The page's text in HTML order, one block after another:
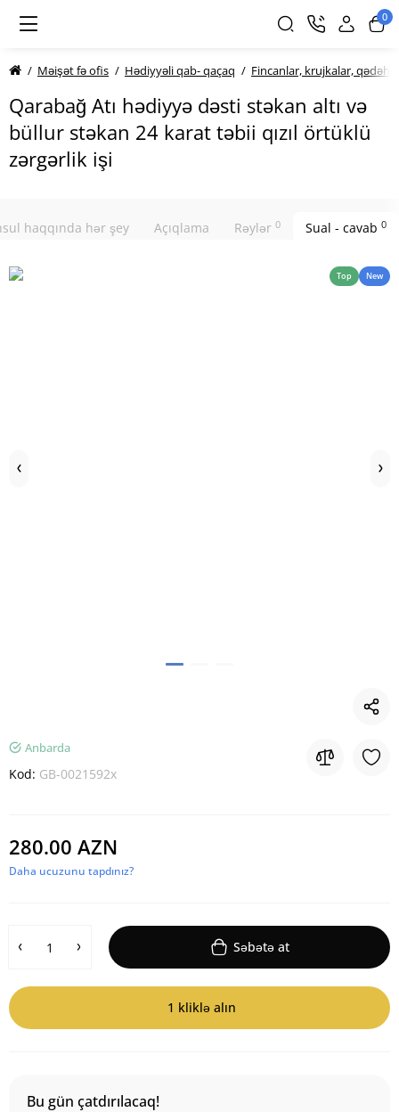
0
Məişət fə ofis Hədiyyəli qab- qaçaq Fincanlar, krujkalar,
Qarabağ Atı hədiyyə dəsti stəkan altı və
büllur stəkan 24 karat təbii qızıl örtüklü
zərgərlik işi
haqqında hər şey Açıqlama Rəylər 0 Sual - cavab 0
Top New
Anbarda
Kod: GB-0021592x
280.00 AZN
Daha ucuzunu tapdınız?
Səbətə at
1 kliklə alın
Bu gün çatdırılacaq!